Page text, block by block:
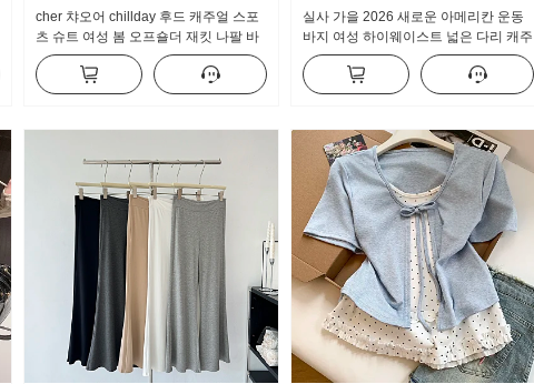
cher 챠오어 chillday 후드 캐주얼 스포
츠 슈트 여성 봄 오프숄더 재킷 나팔 바
지 3종 세트
실사 가을 2026 새로운 아메리칸 운동
바지 여성 하이웨이스트 넓은 다리 캐주
얼 웨이 바지 춤추기 재즈 댄스 바지 아
이들